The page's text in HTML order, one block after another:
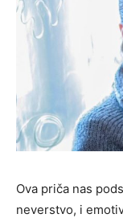
Ova priča nas
neverstvo, i